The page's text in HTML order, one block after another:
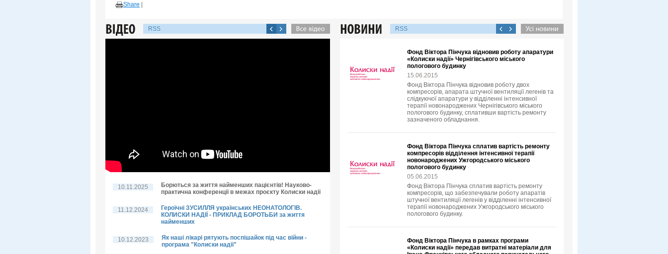
Share
RSS
10.11.2025
Борються за життя найменших пацієнтів! Науково-
практична конференції в межах проєкту Колиски надії
11.12.2024
Героїчні ЗУСИЛЛЯ українських НЕОНАТОЛОГІВ.
КОЛИСКИ НАДІЇ - ПРИКЛАД БОРОТЬБИ за життя
найменших
10.12.2023
Як наші лікарі рятують поспішайок під час війни -
програма "Колиски надії"
RSS
Фонд Віктора Пінчука відновив роботу апаратури
«Колиски надії» Чернігівського міського
пологового будинку
15.06.2015
Фонд Віктора Пінчука відновив роботу двох
компресорів, апарата штучної вентиляції легенів та
слідкуючої апаратури у відділенні інтенсивної
терапії новонароджених Чернігівського міського
пологового будинку, сплативши вартість ремонту
зазначеного обладнання.
Фонд Віктора Пінчука сплатив вартість ремонту
компресорів відділення інтенсивної терапії
новонароджених Ужгородського міського
пологового будинку
05.06.2015
Фонд Віктора Пінчука сплатив вартість ремонту
компресорів, що забезпечували роботу апаратів
штучної вентиляції легенів у відділенні інтенсивної
терапії новонароджених Ужгородського міського
пологового будинку.
Фонд Віктора Пінчука в рамках програми
«Колиски надії» передав витратні матеріали для